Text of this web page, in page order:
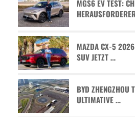
MGS6 EV TEST:
MAZDA CX-5
SUV JETZT …
BYD ZHENGZHOU
ULTIMATIVE …